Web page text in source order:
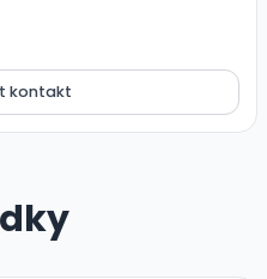
kontakt